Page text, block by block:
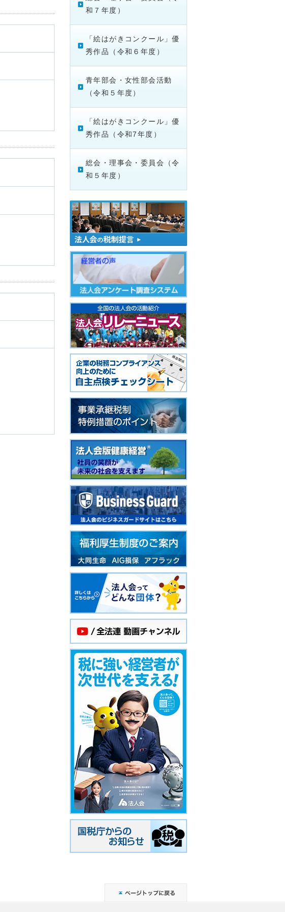
和７年度）
「絵はがきコンクール」優
秀作品（令和６年度）
青年部会・女性部会活動
（令和５年度）
「絵はがきコンクール」優
秀作品（令和7年度）
総会・理事会・委員会（令
和５年度）